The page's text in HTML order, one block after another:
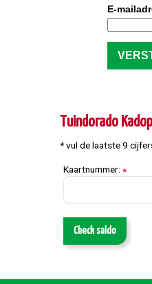
E-
Tuindorado
* vul de laatste 9
Kaartnummer: *
Check saldo